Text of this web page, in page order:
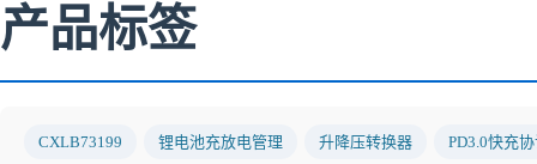
产品标签
CXLB73199 锂电池充放电管理 升降压转换器 PD3.0快充